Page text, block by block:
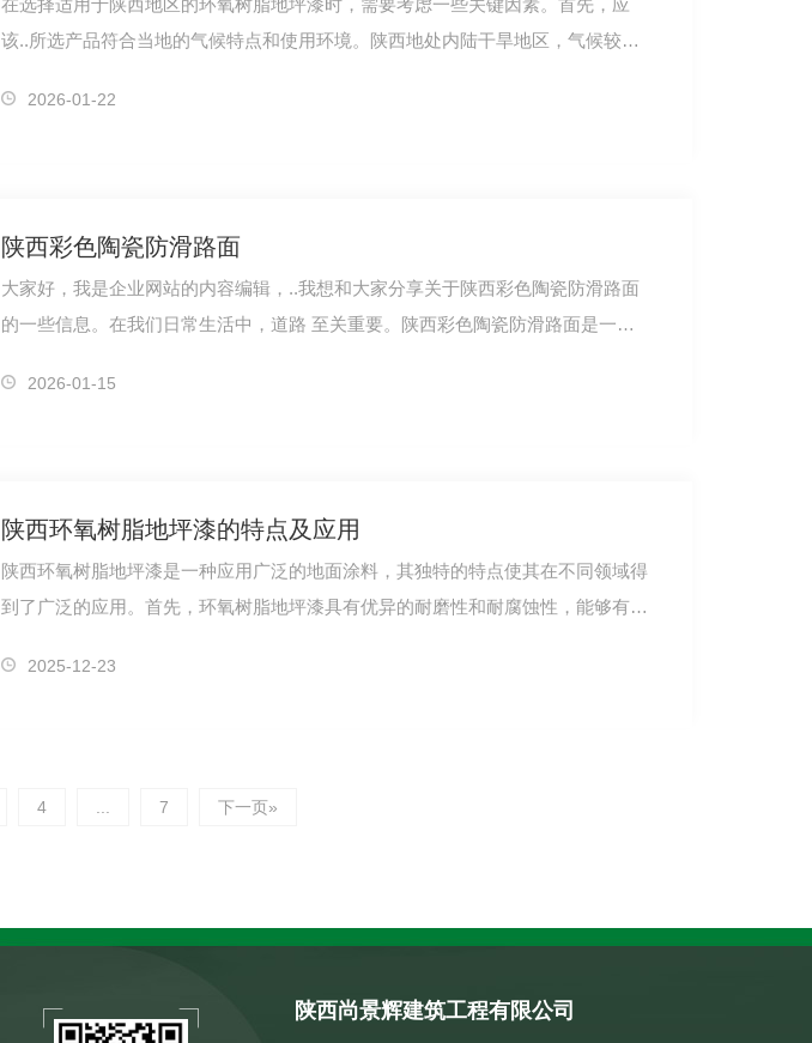
在选择适用于陕西地区的环氧树脂地坪漆时，需要考虑一些关键因素。首先，应
该..所选产品符合当地的气候特点和使用环境。陕西地处内陆干旱地区，气候较为
2026-01-22
陕西彩色陶瓷防滑路面
大家好，我是企业网站的内容编辑，..我想和大家分享关于陕西彩色陶瓷防滑路面
的一些信息。在我们日常生活中，道路 至关重要。陕西彩色陶瓷防滑路面是一种
2026-01-15
陕西环氧树脂地坪漆的特点及应用
陕西环氧树脂地坪漆是一种应用广泛的地面涂料，其独特的特点使其在不同领域得
到了广泛的应用。首先，环氧树脂地坪漆具有优异的耐磨性和耐腐蚀性，能够有效
2025-12-23
4 7 下一页»
陕西尚景辉建筑工程有限公司